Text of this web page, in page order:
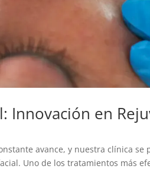
Innovación en
avance, y nuestra clínica
Uno de los tratamientos más